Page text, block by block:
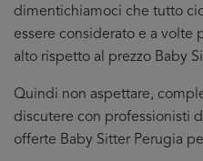
dimentichiamoci che tutto
essere considerato e a volte
alto rispetto al prezzo Baby
Quindi non aspettare,
discutere con professionisti
offerte Baby Sitter Perugia